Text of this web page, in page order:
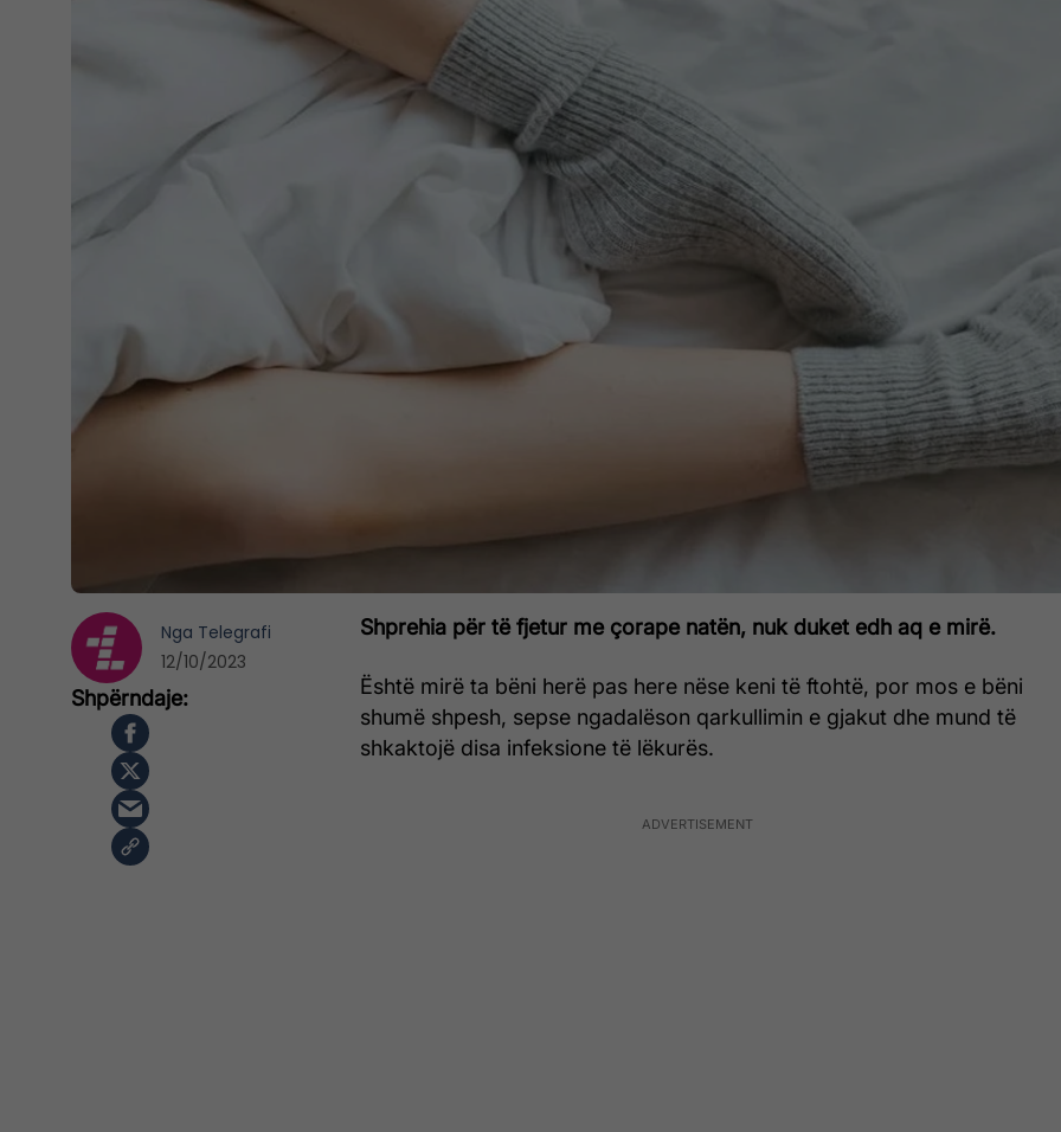
Shprehia për të fjetur me çorape natën, nuk duket edh aq e mirë.
Është mirë ta bëni herë pas here nëse keni të ftohtë, por mos e bëni
shumë shpesh, sepse ngadalëson qarkullimin e gjakut dhe mund të
shkaktojë disa infeksione të lëkurës.
Nga Telegrafi
12/10/2023